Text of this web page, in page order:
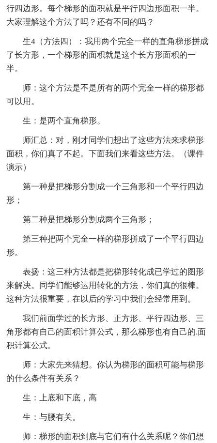
行四边形。每个梯形的面积就是平行四边形面积一半。
大家理解这个方法了吗？还有不同的吗？
生4（方法四）：我用两个完全一样的直角梯形拼成
了长方形，一个梯形的面积就是这个长方形面积的一
半。
师：这个方法是不是所有的两个完全一样的梯形都
可以用。
生：是两个直角梯形。
师汇总：对，刚才同学们想出了这些方法来求梯形
面积，你们真了不起。下面我们来看这些方法。（课件
演示）
第一种是把梯形分割成一个三角形和一个平行四边
形；
第二种是把梯形分割成两个三角形；
第三种把两个完全一样的梯形拼成了一个平行四边
形。
表扬：这三种方法都是把梯形转化成已学过的图形
来解决。同学们能够运用转化的方法，你们真的很棒。
这种方法很重要，在以后的学习中我们会经常用到。
我们前面学过的长方形、正方形、平行四边形、三
角形都有自己的面积计算公式，那么梯形也有自己的.面
积计算公式。
师：大家先来猜想。你认为梯形的面积可能与梯形
的什么条件有关系？
生：上底和下底，高
生：与腰有关。
师：梯形的面积到底与它们有什么关系呢？你们想